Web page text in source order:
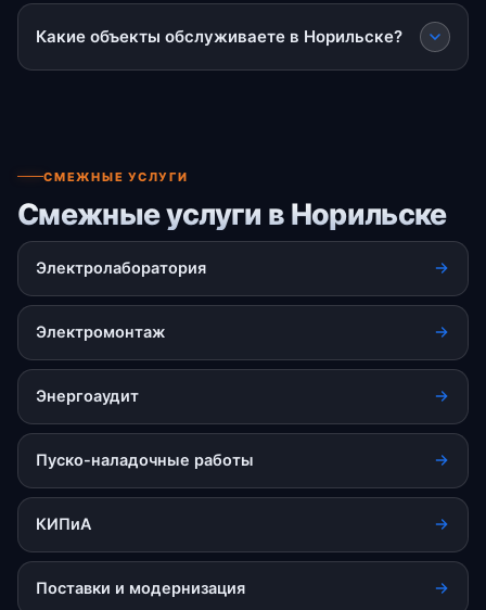
Какие объекты обслуживаете в Норильске?
СМЕЖНЫЕ УСЛУГИ
Смежные услуги в Норильске
Электролаборатория
Электромонтаж
Энергоаудит
Пуско-наладочные работы
КИПиА
Поставки и модернизация